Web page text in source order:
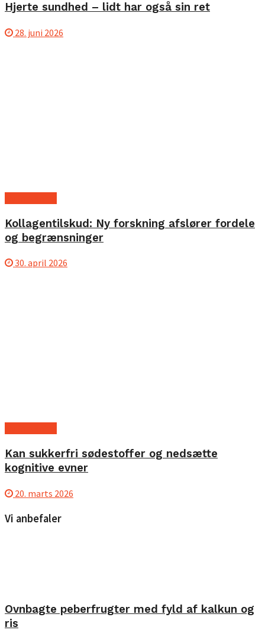
Hjerte sundhed – lidt har også sin ret
28. juni 2026
Kollagentilskud: Ny forskning afslører fordele
og begrænsninger
30. april 2026
Kan sukkerfri sødestoffer og nedsætte
kognitive evner
20. marts 2026
Vi anbefaler
Ovnbagte peberfrugter med fyld af kalkun og
ris